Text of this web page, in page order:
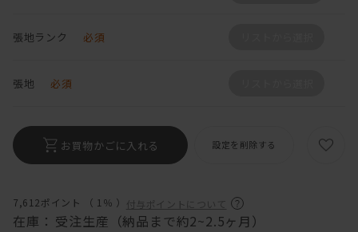
7,612ポイント （ 1％ ） 付与ポイントについて
在庫： 受注生産（納品まで約2~2.5ヶ月）
張地ランク 必須
張地 必須
お買物かごに入れる 設定を削除する